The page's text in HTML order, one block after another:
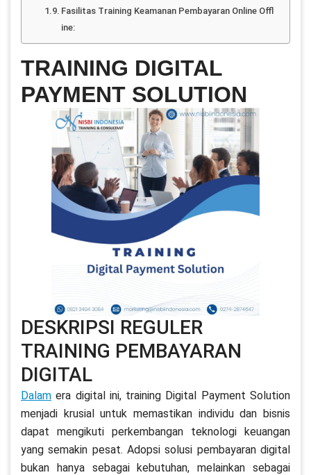
Fasilitas Training Keamanan Pembayaran Online Offl
ine:
TRAINING DIGITAL
PAYMENT SOLUTION
DESKRIPSI REGULER
TRAINING PEMBAYARAN
DIGITAL
Dalam era digital ini, training Digital Payment Solution
menjadi krusial untuk memastikan individu dan bisnis
dapat mengikuti perkembangan teknologi keuangan
yang semakin pesat. Adopsi solusi pembayaran digital
bukan hanya sebagai kebutuhan, melainkan sebagai